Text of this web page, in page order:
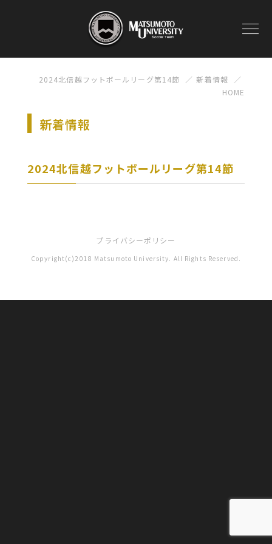
2024北信越フットボールリーグ第14節
新着情報
HOME
新着情報
2024北信越フットボールリーグ第14節
プライバシーポリシー
Copyright(c)2018 Matsumoto University. All Rights Reserved.